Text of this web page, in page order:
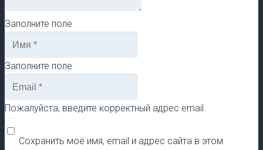
Заполните поле
Заполните поле
Пожалуйста, введите корректный адрес email.
Сохранить моё имя, email и адрес сайта в этом